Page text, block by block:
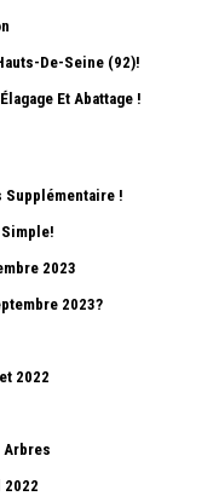
De-Seine (92)!
Et Abattage !
Supplémentaire !
2023
2023?
2022
Arbres
2022